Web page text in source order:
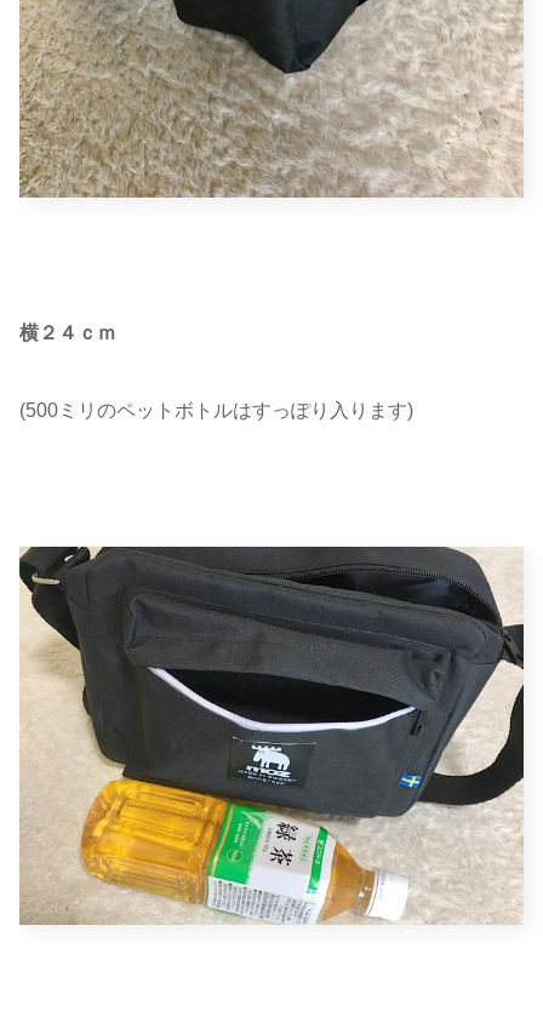
横２４ｃｍ
(500ミリのペットボトルはすっぽり入ります)